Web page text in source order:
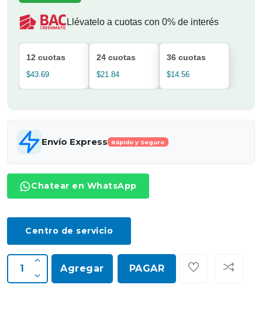
Llévatelo a cuotas con 0% de interés
12 cuotas
$43.69
24 cuotas
$21.84
36 cuotas
$14.56
Envío Express Rápido y Seguro
Chatear en WhatsApp
Centro de servicio
Agregar PAGAR